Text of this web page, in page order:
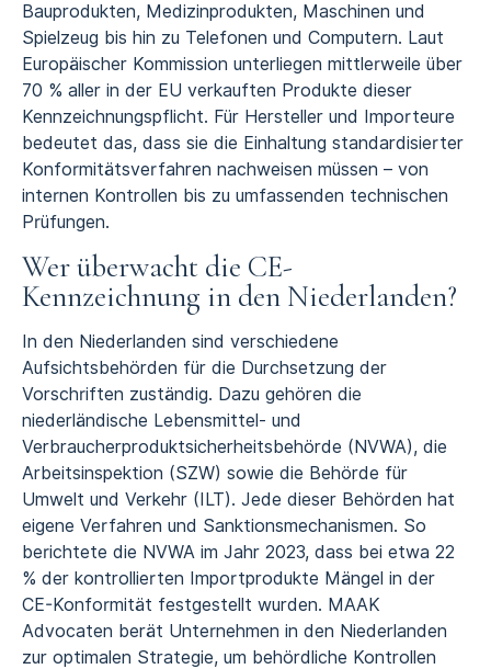
Bauprodukten, Medizinprodukten, Maschinen und
Spielzeug bis hin zu Telefonen und Computern. Laut
Europäischer Kommission unterliegen mittlerweile über
70 % aller in der EU verkauften Produkte dieser
Kennzeichnungspflicht. Für Hersteller und Importeure
bedeutet das, dass sie die Einhaltung standardisierter
Konformitätsverfahren nachweisen müssen – von
internen Kontrollen bis zu umfassenden technischen
Prüfungen.
Wer überwacht die CE-
Kennzeichnung in den Niederlanden?
In den Niederlanden sind verschiedene
Aufsichtsbehörden für die Durchsetzung der
Vorschriften zuständig. Dazu gehören die
niederländische Lebensmittel- und
Verbraucherproduktsicherheitsbehörde (NVWA), die
Arbeitsinspektion (SZW) sowie die Behörde für
Umwelt und Verkehr (ILT). Jede dieser Behörden hat
eigene Verfahren und Sanktionsmechanismen. So
berichtete die NVWA im Jahr 2023, dass bei etwa 22
% der kontrollierten Importprodukte Mängel in der
CE-Konformität festgestellt wurden. MAAK
Advocaten berät Unternehmen in den Niederlanden
zur optimalen Strategie, um behördliche Kontrollen